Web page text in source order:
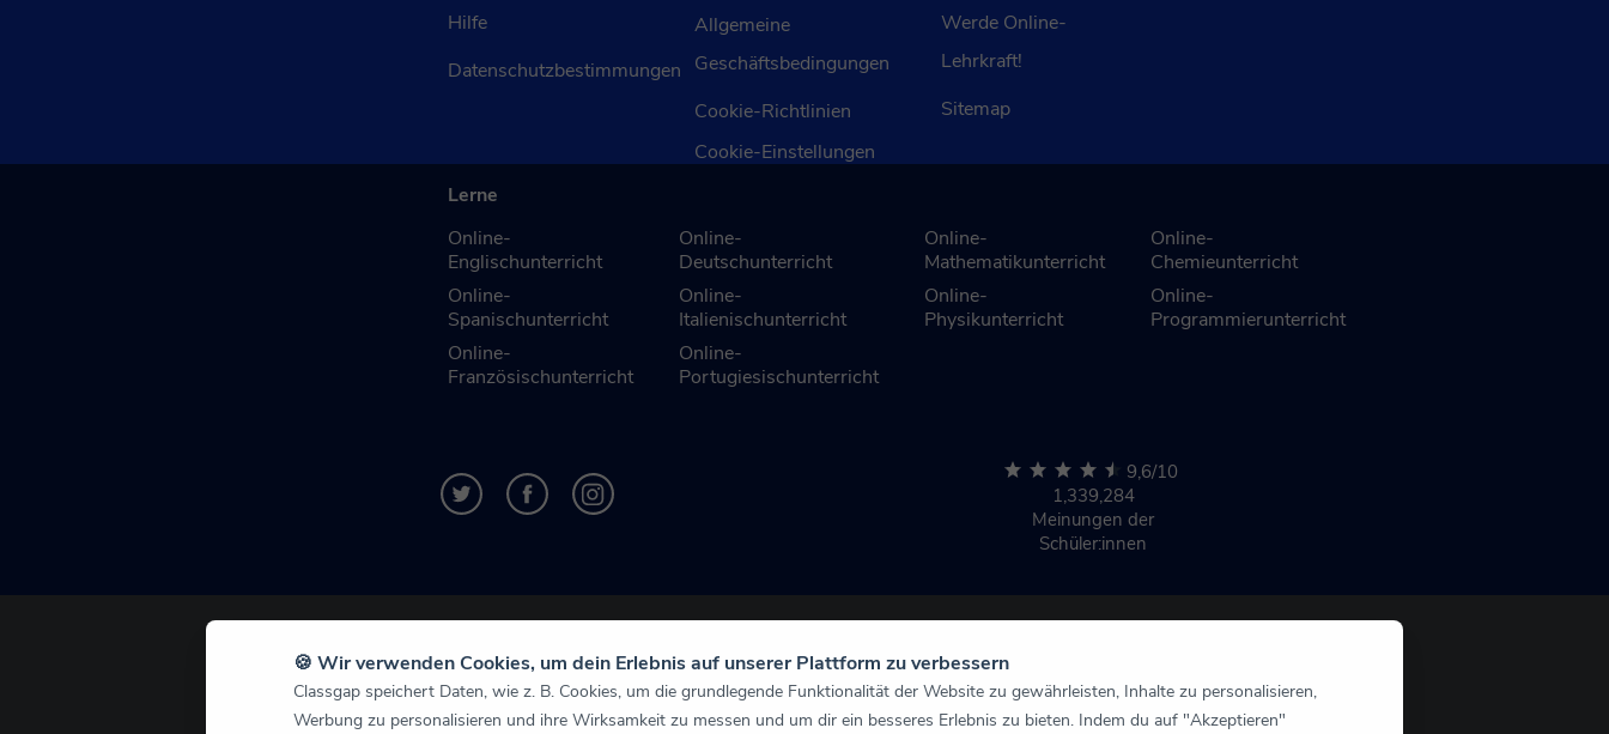
Hilfe
Datenschutzbestimmungen
Allgemeine
Geschäftsbedingungen
Cookie-Richtlinien
Cookie-Einstellungen
Werde Online-
Lehrkraft!
Sitemap
Lerne
Online-
Englischunterricht
Online-
Spanischunterricht
Online-
Französischunterricht
Online-
Deutschunterricht
Online-
Italienischunterricht
Online-
Portugiesischunterricht
Online-
Mathematikunterricht
Online-
Physikunterricht
Online-
Chemieunterricht
Online-
Programmierunterricht
9,6/10
1,339,284
Meinungen der
Schüler:innen
🍪 Wir verwenden Cookies, um dein Erlebnis auf unserer Plattform zu verbessern
Classgap speichert Daten, wie z. B. Cookies, um die grundlegende Funktionalität der Website zu gewährleisten, Inhalte zu personalisieren,
Werbung zu personalisieren und ihre Wirksamkeit zu messen und um dir ein besseres Erlebnis zu bieten. Indem du auf "Akzeptieren"